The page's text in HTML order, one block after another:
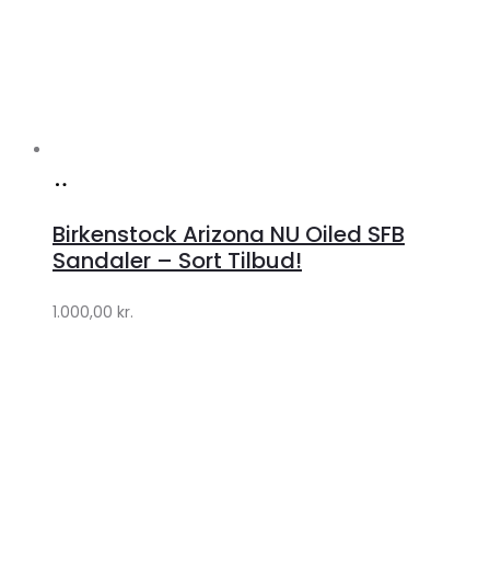
Lykke
Lykke
Birkenstock Arizona NU Oiled SFB
Sandaler – Sort Tilbud!
1.000,00 kr.